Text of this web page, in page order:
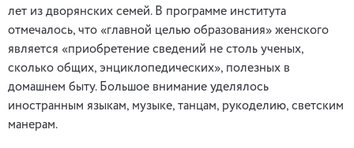
лет из дворянских семей. В программе института
отмечалось, что «главной целью образования» женского
является «приобретение сведений не столь ученых,
сколько общих, энциклопедических», полезных в
домашнем быту. Большое внимание уделялось
иностранным языкам, музыке, танцам, рукоделию, светским
манерам.